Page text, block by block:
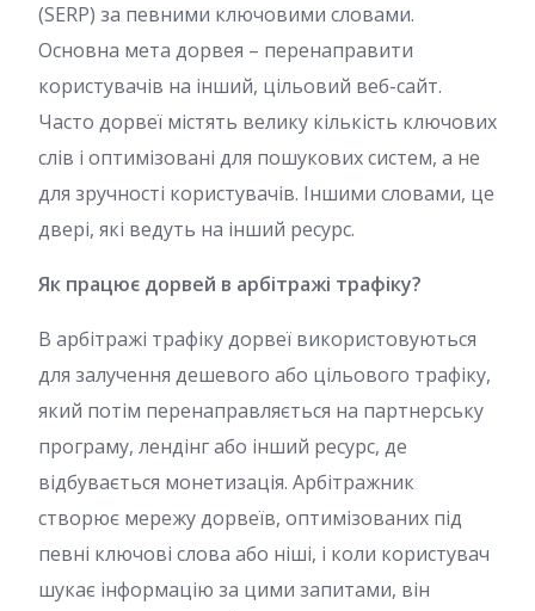
(SERP) за певними ключовими словами.
Основна мета дорвея – перенаправити
користувачів на інший, цільовий веб-сайт.
Часто дорвеї містять велику кількість ключових
слів і оптимізовані для пошукових систем, а не
для зручності користувачів. Іншими словами, це
двері, які ведуть на інший ресурс.
Як працює дорвей в арбітражі трафіку?
В арбітражі трафіку дорвеї використовуються
для залучення дешевого або цільового трафіку,
який потім перенаправляється на партнерську
програму, лендінг або інший ресурс, де
відбувається монетизація. Арбітражник
створює мережу дорвеїв, оптимізованих під
певні ключові слова або ніші, і коли користувач
шукає інформацію за цими запитами, він